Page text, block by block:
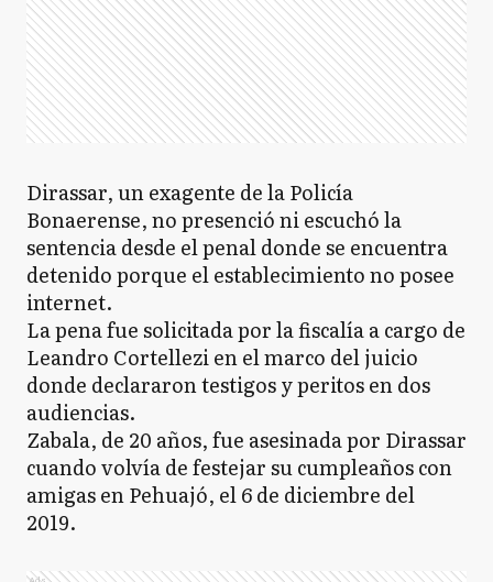
Dirassar, un exagente de la Policía
Bonaerense, no presenció ni escuchó la
sentencia desde el penal donde se encuentra
detenido porque el establecimiento no posee
internet.
La pena fue solicitada por la fiscalía a cargo de
Leandro Cortellezi en el marco del juicio
donde declararon testigos y peritos en dos
audiencias.
Zabala, de 20 años, fue asesinada por Dirassar
cuando volvía de festejar su cumpleaños con
amigas en Pehuajó, el 6 de diciembre del
2019.
Ads